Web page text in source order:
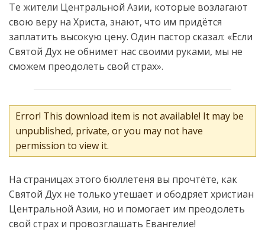
Те жители Центральной Азии, которые возлагают
свою веру на Христа, знают, что им придётся
заплатить высокую цену. Один пастор сказал: «Если
Святой Дух не обнимет нас своими руками, мы не
сможем преодолеть свой страх».
Error! This download item is not available! It may be
unpublished, private, or you may not have
permission to view it.
На страницах этого бюллетеня вы прочтёте, как
Святой Дух не только утешает и ободряет христиан
Центральной Азии, но и помогает им преодолеть
свой страх и провозглашать Евангелие!